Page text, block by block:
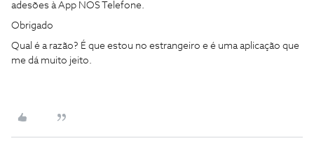
adesões à App NOS Telefone.
Obrigado
Qual é a razão? É que estou no estrangeiro e é uma aplicação que
me dá muito jeito.